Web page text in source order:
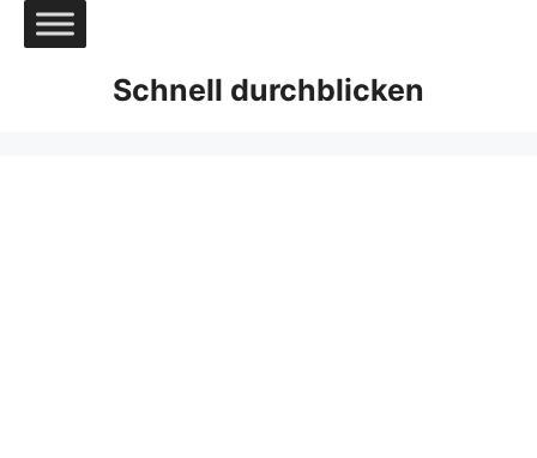
Zum
Inhalt
Schnell durchblicken